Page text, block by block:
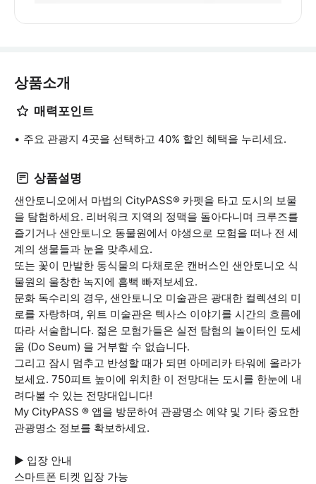
상품소개
매력포인트
주요 관광지 4곳을 선택하고 40% 할인 혜택을 누리세요.
상품설명
샌안토니오에서 마법의 CityPASS® 카펫을 타고 도시의 보물
을 탐험하세요. 리버워크 지역의 정맥을 돌아다니며 크루즈를
즐기거나 샌안토니오 동물원에서 야생으로 모험을 떠나 전 세
계의 생물들과 눈을 맞추세요.
또는 꽃이 만발한 동식물의 다채로운 캔버스인 샌안토니오 식
물원의 울창한 녹지에 흠뻑 빠져보세요.
문화 독수리의 경우, 샌안토니오 미술관은 광대한 컬렉션의 미
로를 자랑하며, 위트 미술관은 텍사스 이야기를 시간의 흐름에
따라 서술합니다. 젊은 모험가들은 실전 탐험의 놀이터인 도세
움 (Do Seum) 을 거부할 수 없습니다.
그리고 잠시 멈추고 반성할 때가 되면 아메리카 타워에 올라가
보세요. 750피트 높이에 위치한 이 전망대는 도시를 한눈에 내
려다볼 수 있는 전망대입니다!
My CityPASS ® 앱을 방문하여 관광명소 예약 및 기타 중요한
관광명소 정보를 확보하세요.
▶ 입장 안내
스마트폰 티켓 입장 가능